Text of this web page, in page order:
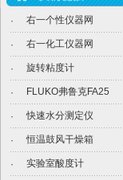
· 右一个性仪器网
· 右一化工仪器网
· 旋转粘度计
· FLUKO弗鲁克FA25
· 快速水分测定仪
· 恒温鼓风干燥箱
· 实验室酸度计